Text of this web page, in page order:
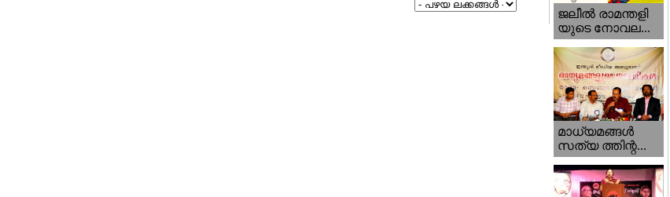
ജലീല്‍ രാമന്തളി
യുടെ നോവല...
മാധ്യമങ്ങള്‍
സത്യ ത്തിന്റ...